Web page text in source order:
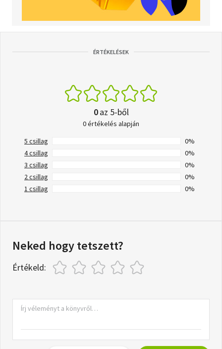
ÉRTÉKELÉSEK
0az 5-ből
0 értékelés alapján
5 csillag
0%
4 csillag
0%
3 csillag
0%
2 csillag
0%
1 csillag
0%
Neked hogy tetszett?
Értékeld: